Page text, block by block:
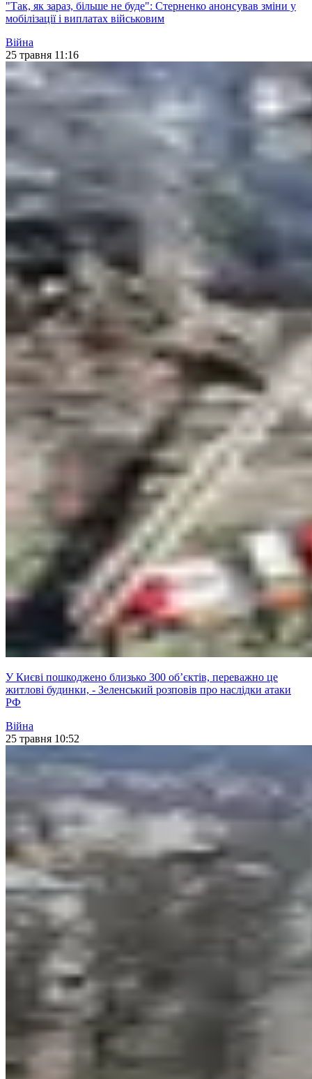
"Так, як зараз, більше не буде": Стерненко анонсував зміни у
мобілізації і виплатах військовим
Війна
25 травня 11:16
У Києві пошкоджено близько 300 обʼєктів, переважно це
житлові будинки, - Зеленський розповів про наслідки атаки
РФ
Війна
25 травня 10:52